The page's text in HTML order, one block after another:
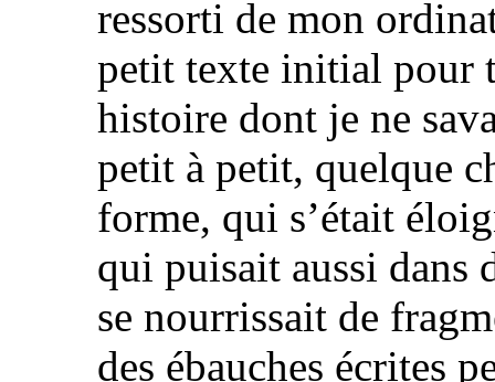
ressorti de mon
petit texte initial pour
histoire dont je ne
petit à petit, quelque
forme, qui s’était
qui puisait aussi dans
se nourrissait de
des ébauches écrites